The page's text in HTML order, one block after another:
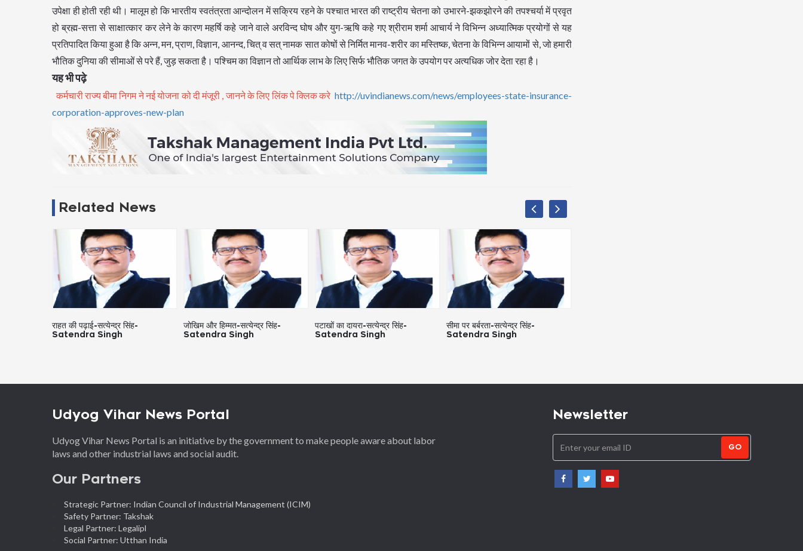
उपेक्षा ही होती रही थी। मालूम हो कि भारतीय स्वतंत्रता आन्दोलन में सक्रिय रहने के पश्चात भारत की राष्ट्रीय चेतना को उभारने-झकझोरने की तपश्चर्या में प्रवृत
हो ब्रह्म-सत्ता से साक्षात्कार कर लेने के कारण महर्षि कहे जाने वाले अरविन्द घोष और युग-ऋषि कहे गए श्रीराम शर्मा आचार्य ने विभिन्न अध्यात्मिक प्रयोगों से यह
प्रतिपादित किया हुआ है कि अन्न, मन, प्राण, विज्ञान, आनन्द, चित् व सत् नामक सात कोषों से निर्मित मानव-शरीर का मस्तिष्क, चेतना के विभिन्न आयामों से, जो हमारी
भौतिक दुनिया की सीमाओं से परे हैं, जुड़ सकता है। पश्चिम का विज्ञान तो आर्थिक लाभ के लिए सिर्फ भौतिक जगत के उपयोग पर अत्यधिक जोर देता रहा है।
यह भी पढ़े
कर्मचारी राज्य बीमा निगम ने नई योजना को दी मंजूरी , जानने के लिए लिंक पे क्लिक करे http://uvindianews.com/news/employees-state-insurance-
corporation-approves-new-plan
Related News
राहत की पढ़ाई-सत्येन्द्र सिंह-
Satendra Singh
जोखिम और हिम्मत-सत्येन्द्र सिंह-
Satendra Singh
पटाखों का दायरा-सत्येन्द्र सिंह-
Satendra Singh
सीमा पर बर्बरता-सत्येन्द्र सिंह-
Satendra Singh
Udyog Vihar News Portal
Udyog Vihar News Portal is an initiative by the government to make people aware about labor
laws and other industrial laws and social audit.
Our Partners
Strategic Partner: Indian Council of Industrial Management (ICIM)
Safety Partner: Takshak
Legal Partner: Legalipl
Social Partner: Utthan India
Newsletter
GO